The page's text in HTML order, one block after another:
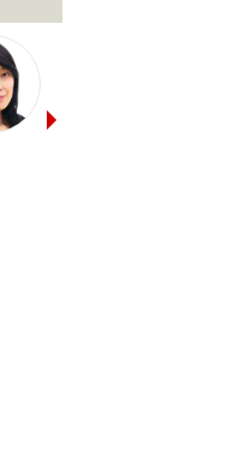
ターの資格を活かし老舗料亭